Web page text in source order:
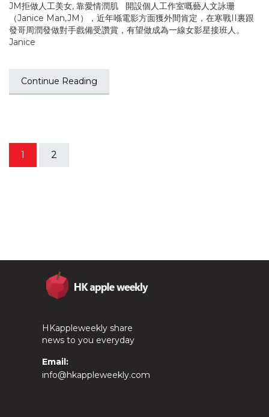
JM拒做人工美女, 靠愛情潤肌 開設個人工作室嘅藝人文詠珊
（Janice Man,JM），近年喺電影方面獲外間肯定，在寒戰II裏跟
發哥周潤發做對手戲備受讚賞，有望做成為一線女影星接班人。
Janice
Continue Reading
1 2
HKappleweekly share
news to you everyday
Email:
info@hkappleweekly.com